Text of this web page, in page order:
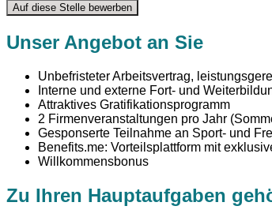
Auf diese Stelle bewerben
Unser Angebot an Sie
Unbefristeter Arbeitsvertrag,
Interne und externe Fort- und
Attraktives Gratifikationsprogramm
2 Firmenveranstaltungen pro Jahr
Gesponserte Teilnahme an Sport- und
Benefits.me: Vorteilsplattform mit
Willkommensbonus
Zu Ihren Hauptaufgaben